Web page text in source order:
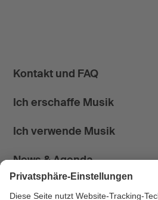
Kontakt und FAQ
Ich erschaffe Musik
Ich verwende Musik
News & Agenda